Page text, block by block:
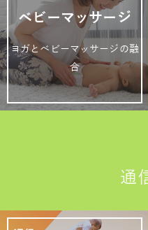
ベビーマッサージ
ヨガとベビーマッサージの融
合
通